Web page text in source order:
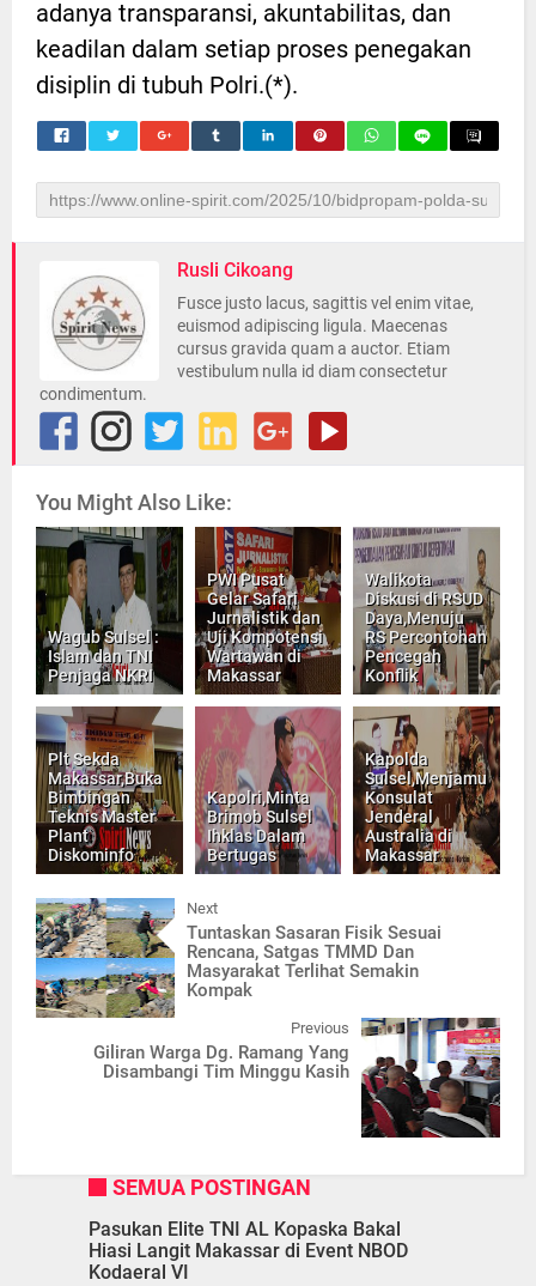
adanya transparansi, akuntabilitas, dan
keadilan dalam setiap proses penegakan
disiplin di tubuh Polri.(*).
Rusli Cikoang
Fusce justo lacus, sagittis vel enim vitae,
euismod adipiscing ligula. Maecenas
cursus gravida quam a auctor. Etiam
vestibulum nulla id diam consectetur
condimentum.
You Might Also Like:
Wagub Sulsel :
Islam dan TNI
Penjaga NKRI
PWI Pusat
Gelar Safari
Jurnalistik dan
Uji Kompotensi
Wartawan di
Makassar
Walikota
Diskusi di RSUD
Daya,Menuju
RS Percontohan
Pencegah
Konflik
Plt Sekda
Makassar,Buka
Bimbingan
Teknis Master
Plant
Diskominfo
Kapolri,Minta
Brimob Sulsel
Ihklas Dalam
Bertugas
Kapolda
Sulsel,Menjamu
Konsulat
Jenderal
Australia di
Makassar
Next
Tuntaskan Sasaran Fisik Sesuai
Rencana, Satgas TMMD Dan
Masyarakat Terlihat Semakin
Kompak
Previous
Giliran Warga Dg. Ramang Yang
Disambangi Tim Minggu Kasih
SEMUA POSTINGAN
Pasukan Elite TNI AL Kopaska Bakal
Hiasi Langit Makassar di Event NBOD
Kodaeral VI